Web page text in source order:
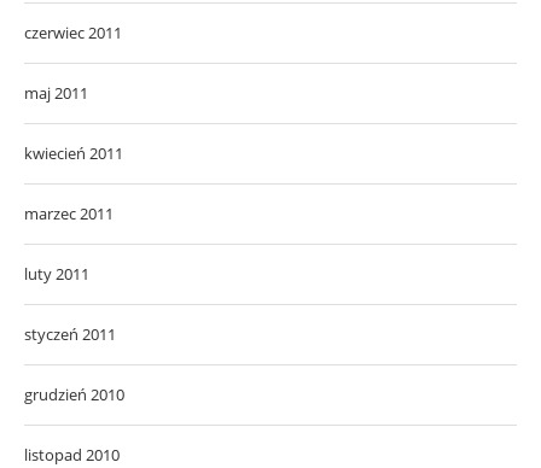
czerwiec 2011
maj 2011
kwiecień 2011
marzec 2011
luty 2011
styczeń 2011
grudzień 2010
listopad 2010